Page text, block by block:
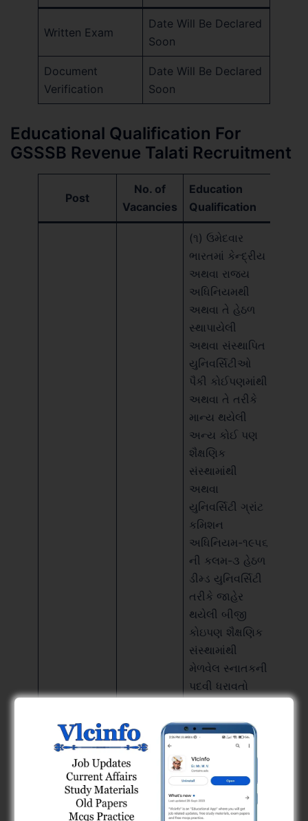
Written Exam
Date Will Be Declared
Soon
Document
Verification
Date Will Be Declared
Soon
Educational Qualification For
GSSSB Revenue Talati Recruitment
Post
No. of
Vacancies
Education
Qualification
(૧) ઉમેદવાર
ભારતમાં કેન્દ્રીય
અથવા રાજ્ય
અધિનિયમથી
અથવા તે હેઠળ
સ્થાપાયેલી
અથવા સંસ્થાપિત
યુનિવર્સિટીઓ
પૈકી કોઈપણમાંથી
અથવા તે તરીકે
માન્ય થયેલી
અન્ય કોઈ પણ
શૈક્ષણિક
સંસ્થામાંથી
અથવા
યુનિવર્સિટી ગ્રાંટ
કમિશન
અધિનિયમ-૧૯૫૬
ની કલમ-૩ હેઠળ
ડીમ્ડ યુનિવર્સિટી
તરીકે જાહેર
થયેલી બીજી
કોઇપણ શૈક્ષણિક
સંસ્થામાંથી
મેળવેલ સ્નાતકની
પદવી ધરાવતો
અથવા સરકારે
માન્ય કરેલ તેની
સમકક્ષ લાયકાત
ધરાવતો હોવો
જોઇશે;